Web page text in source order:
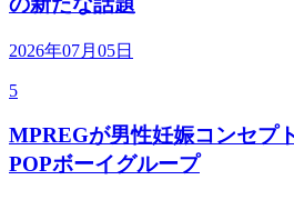
2026年07月05日
5
MPREGが男性妊娠コンセプ
POPボーイグループ